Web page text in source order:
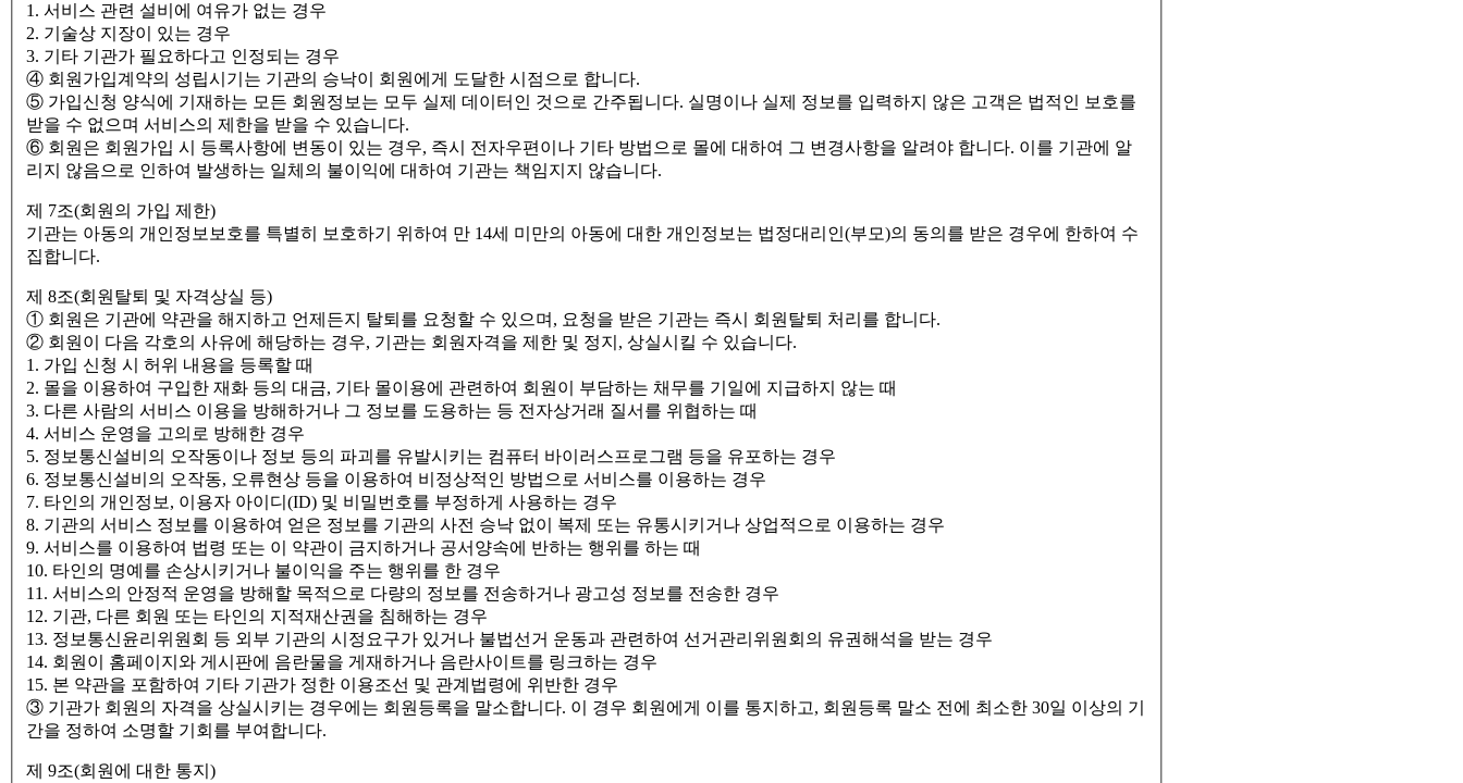
1. 서비스 관련 설비에 여유가 없는 경우
2. 기술상 지장이 있는 경우
3. 기타 기관가 필요하다고 인정되는 경우
④ 회원가입계약의 성립시기는 기관의 승낙이 회원에게 도달한 시점으로 합니다.
⑤ 가입신청 양식에 기재하는 모든 회원정보는 모두 실제 데이터인 것으로 간주됩니다. 실명이나 실제 정보를 입력하지 않은 고객은 법적인 보호를
받을 수 없으며 서비스의 제한을 받을 수 있습니다.
⑥ 회원은 회원가입 시 등록사항에 변동이 있는 경우, 즉시 전자우편이나 기타 방법으로 몰에 대하여 그 변경사항을 알려야 합니다. 이를 기관에 알
리지 않음으로 인하여 발생하는 일체의 불이익에 대하여 기관는 책임지지 않습니다.
제 7조(회원의 가입 제한)
기관는 아동의 개인정보보호를 특별히 보호하기 위하여 만 14세 미만의 아동에 대한 개인정보는 법정대리인(부모)의 동의를 받은 경우에 한하여 수
집합니다.
제 8조(회원탈퇴 및 자격상실 등)
① 회원은 기관에 약관을 해지하고 언제든지 탈퇴를 요청할 수 있으며, 요청을 받은 기관는 즉시 회원탈퇴 처리를 합니다.
② 회원이 다음 각호의 사유에 해당하는 경우, 기관는 회원자격을 제한 및 정지, 상실시킬 수 있습니다.
1. 가입 신청 시 허위 내용을 등록할 때
2. 몰을 이용하여 구입한 재화 등의 대금, 기타 몰이용에 관련하여 회원이 부담하는 채무를 기일에 지급하지 않는 때
3. 다른 사람의 서비스 이용을 방해하거나 그 정보를 도용하는 등 전자상거래 질서를 위협하는 때
4. 서비스 운영을 고의로 방해한 경우
5. 정보통신설비의 오작동이나 정보 등의 파괴를 유발시키는 컴퓨터 바이러스프로그램 등을 유포하는 경우
6. 정보통신설비의 오작동, 오류현상 등을 이용하여 비정상적인 방법으로 서비스를 이용하는 경우
7. 타인의 개인정보, 이용자 아이디(ID) 및 비밀번호를 부정하게 사용하는 경우
8. 기관의 서비스 정보를 이용하여 얻은 정보를 기관의 사전 승낙 없이 복제 또는 유통시키거나 상업적으로 이용하는 경우
9. 서비스를 이용하여 법령 또는 이 약관이 금지하거나 공서양속에 반하는 행위를 하는 때
10. 타인의 명예를 손상시키거나 불이익을 주는 행위를 한 경우
11. 서비스의 안정적 운영을 방해할 목적으로 다량의 정보를 전송하거나 광고성 정보를 전송한 경우
12. 기관, 다른 회원 또는 타인의 지적재산권을 침해하는 경우
13. 정보통신윤리위원회 등 외부 기관의 시정요구가 있거나 불법선거 운동과 관련하여 선거관리위원회의 유권해석을 받는 경우
14. 회원이 홈페이지와 게시판에 음란물을 게재하거나 음란사이트를 링크하는 경우
15. 본 약관을 포함하여 기타 기관가 정한 이용조선 및 관계법령에 위반한 경우
③ 기관가 회원의 자격을 상실시키는 경우에는 회원등록을 말소합니다. 이 경우 회원에게 이를 통지하고, 회원등록 말소 전에 최소한 30일 이상의 기
간을 정하여 소명할 기회를 부여합니다.
제 9조(회원에 대한 통지)